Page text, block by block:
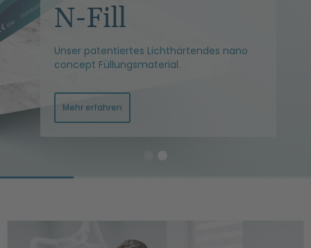
N-Fill
Unser patentiertes Lichthärtendes nano
concept Füllungsmaterial.
Mehr erfahren